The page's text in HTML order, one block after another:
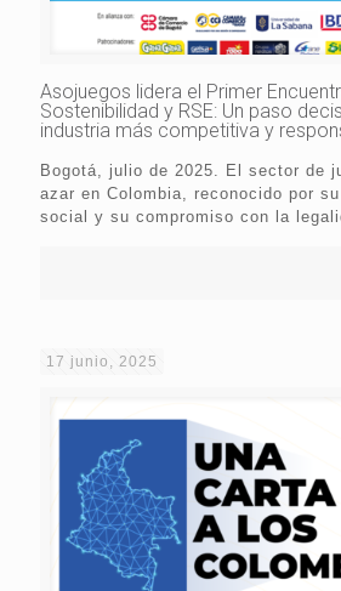
Asojuegos lidera el Primer
Sostenibilidad y RSE: Un paso
industria más competitiva y
Bogotá, julio de 2025. El sector de
azar en Colombia, reconocido por
social y su compromiso con la
17 junio, 2025